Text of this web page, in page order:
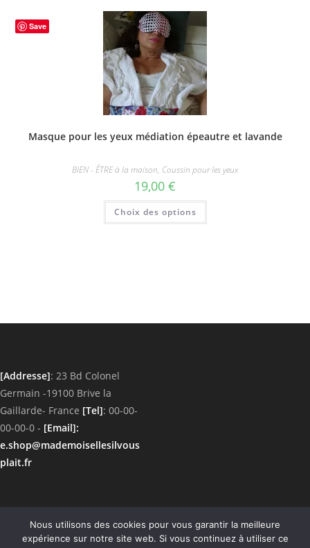
Découvrez un univers d'articles uniques fait
variations.
options
être
sur
la
page
du
produit
Save
Masque pour les yeux médiation épeautre et lavande
BIEN - ÊTRE à la maison, Coussin pour les yeux
19,00 €
Choix des options
Ce
a
page
[Addresse]: 23 Bd Colonel
Germain -19100 Brive la
Gaillarde- France [Tel]: 00-00-
00-00-0 - [Email]:
e.shop@mademoisellesilvous
plait.fr
Nous utilisons des cookies pour vous garantir la meilleure
expérience sur notre site web. Si vous continuez à utiliser ce